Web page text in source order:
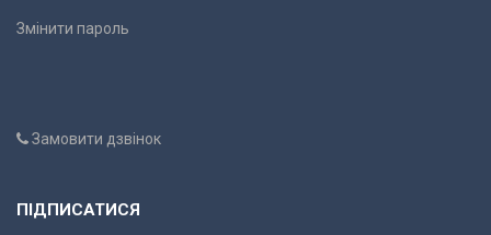
Змінити пароль
Замовити дзвінок
ПІДПИСАТИСЯ